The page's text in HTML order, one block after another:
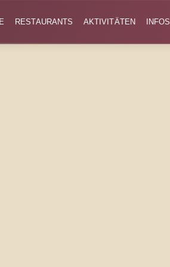
RESTAURANTS AKTIVITÄTEN INFOS